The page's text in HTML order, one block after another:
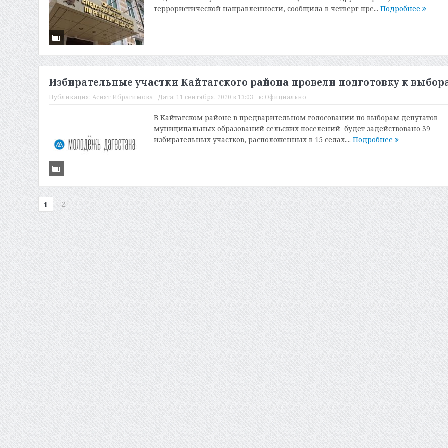
террористической направленности, сообщила в четверг пре... Подробнее
Избирательные участки Кайтагского района провели подготовку к
Публикация: Асият Ибрагимова Дата: 11 сентября, 2020 в 13:03 в: Официально
В Кайтагском районе в предварительном голосовании по выборам депутатов
муниципальных образований сельских поселений будет задействовано 39
избирательных участков, расположенных в 15 селах.... Подробнее
1 2